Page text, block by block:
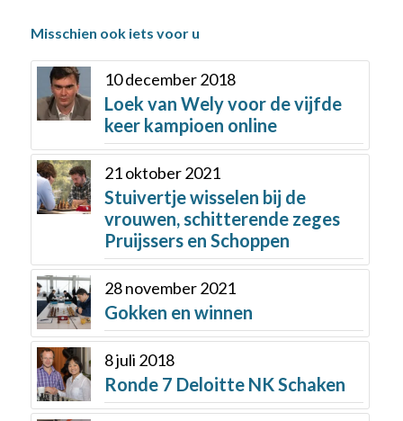
Misschien ook iets voor u
10 december 2018
Loek van Wely voor de vijfde
keer kampioen online
21 oktober 2021
Stuivertje wisselen bij de
vrouwen, schitterende zeges
Pruijssers en Schoppen
28 november 2021
Gokken en winnen
8 juli 2018
Ronde 7 Deloitte NK Schaken